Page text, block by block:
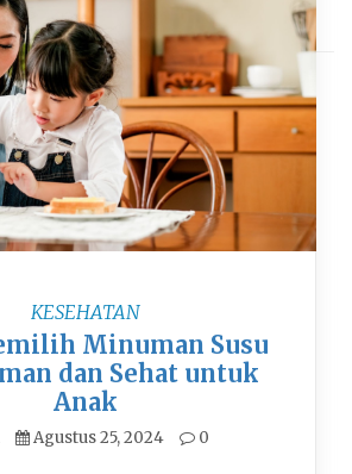
KESEHATAN
Minuman Susu
dan Sehat untuk
Anak
Agustus 25, 2024 0